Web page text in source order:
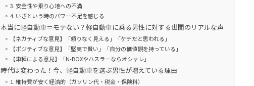
3. 安全性や乗り心地への不満
4. いざという時のパワー不足を感じる
本当に軽自動車＝モテない？軽自動車に乗る男性に対する世間のリアルな声
【ネガティブな意見】「頼りなく見える」「ケチだと思われる」
【ポジティブな意見】「堅実で賢い」「自分の価値観を持っている」
【車種による意見】「N-BOXやハスラーならオシャレ」
時代は変わった！今、軽自動車を選ぶ男性が増えている理由
1. 維持費が安く経済的（ガソリン代・税金・保険料）